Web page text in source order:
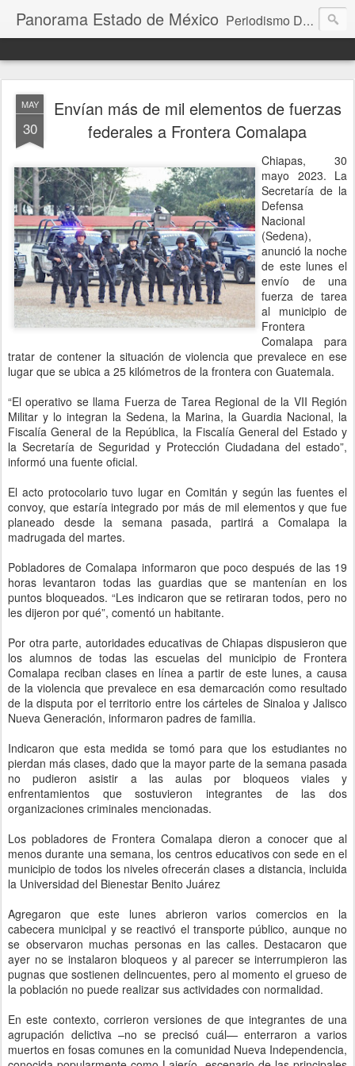
Panorama Estado de México Periodismo Digital
MAY
30
Envían más de mil elementos de fuerzas
federales a Frontera Comalapa
Chiapas, 30
mayo 2023. La
Secretaría de la
Defensa
Nacional
(Sedena),
anunció la noche
de este lunes el
envío de una
fuerza de tarea
al municipio de
Frontera
Comalapa para
tratar de contener la situación de violencia que prevalece en ese
lugar que se ubica a 25 kilómetros de la frontera con Guatemala.
“El operativo se llama Fuerza de Tarea Regional de la VII Región
Militar y lo integran la Sedena, la Marina, la Guardia Nacional, la
Fiscalía General de la República, la Fiscalía General del Estado y
la Secretaría de Seguridad y Protección Ciudadana del estado”,
informó una fuente oficial.
El acto protocolario tuvo lugar en Comitán y según las fuentes el
convoy, que estaría integrado por más de mil elementos y que fue
planeado desde la semana pasada, partirá a Comalapa la
madrugada del martes.
Pobladores de Comalapa informaron que poco después de las 19
horas levantaron todas las guardias que se mantenían en los
puntos bloqueados. “Les indicaron que se retiraran todos, pero no
les dijeron por qué”, comentó un habitante.
Por otra parte, autoridades educativas de Chiapas dispusieron que
los alumnos de todas las escuelas del municipio de Frontera
Comalapa reciban clases en línea a partir de este lunes, a causa
de la violencia que prevalece en esa demarcación como resultado
de la disputa por el territorio entre los cárteles de Sinaloa y Jalisco
Nueva Generación, informaron padres de familia.
Indicaron que esta medida se tomó para que los estudiantes no
pierdan más clases, dado que la mayor parte de la semana pasada
no pudieron asistir a las aulas por bloqueos viales y
enfrentamientos que sostuvieron integrantes de las dos
organizaciones criminales mencionadas.
Los pobladores de Frontera Comalapa dieron a conocer que al
menos durante una semana, los centros educativos con sede en el
municipio de todos los niveles ofrecerán clases a distancia, incluida
la Universidad del Bienestar Benito Juárez
Agregaron que este lunes abrieron varios comercios en la
cabecera municipal y se reactivó el transporte público, aunque no
se observaron muchas personas en las calles. Destacaron que
ayer no se instalaron bloqueos y al parecer se interrumpieron las
pugnas que sostienen delincuentes, pero al momento el grueso de
la población no puede realizar sus actividades con normalidad.
En este contexto, corrieron versiones de que integrantes de una
agrupación delictiva –no se precisó cuál— enterraron a varios
muertos en fosas comunes en la comunidad Nueva Independencia,